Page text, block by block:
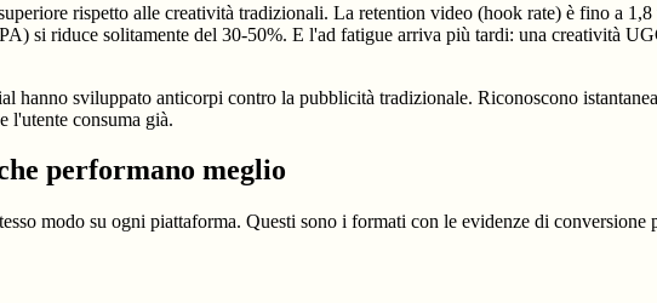
rispetto alle creatività tradizionali. La retention video (hook rate) è fino a
si riduce solitamente del 30-50%. E l'ad fatigue arriva più tardi: una creatività
hanno sviluppato anticorpi contro la pubblicità tradizionale. Riconoscono
l'utente consuma già.
performano meglio
modo su ogni piattaforma. Questi sono i formati con le evidenze di conversione